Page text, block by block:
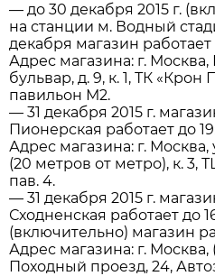
— до 30 декабря 2015 г.
на станции м. Водный
декабря магазин работает
Адрес магазина: г.
бульвар, д. 9, к. 1, ТК
павильон М2.
— 31 декабря 2015 г.
Пионерская работает до
Адрес магазина: г. Москва,
(20 метров от метро), к. 3,
пав. 4.
— 31 декабря 2015 г.
Сходненская работает до
(включительно) магазин
Адрес магазина: г. Москва,
Походный проезд, 24,